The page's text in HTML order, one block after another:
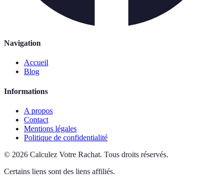
Navigation
Accueil
Blog
Informations
A propos
Contact
Mentions légales
Politique de confidentialité
© 2026 Calculez Votre Rachat. Tous droits réservés.
Certains liens sont des liens affiliés.